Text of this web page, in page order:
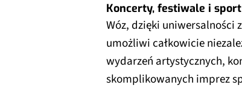
Koncerty, festiwale i sport
Wóz, dzięki uniwersalności
umożliwi całkowicie
wydarzeń artystycznych,
skomplikowanych imprez